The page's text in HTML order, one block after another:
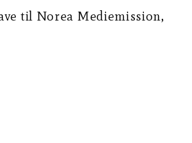
til Norea Mediemission,